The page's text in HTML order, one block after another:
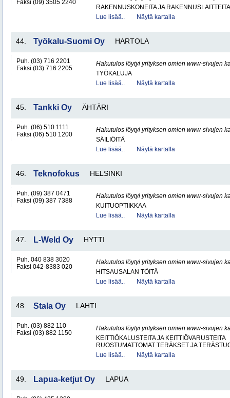
Faksi (09) 3505 2240
RAKENNUSKONEITA JA RAKENNUSLAITTEITA
Lue lisää..
Näytä kartalla
44. Työkalu-Suomi Oy HARTOLA
Puh. (03) 716 2201
Faksi (03) 716 2205
Hakutulos löytyi yrityksen omien www-sivujen
TYÖKALUJA
Lue lisää..
Näytä kartalla
45. Tankki Oy ÄHTÄRI
Puh. (06) 510 1111
Faksi (06) 510 1200
Hakutulos löytyi yrityksen omien www-sivujen
SÄILIÖITÄ
Lue lisää..
Näytä kartalla
46. Teknofokus HELSINKI
Puh. (09) 387 0471
Faksi (09) 387 7388
Hakutulos löytyi yrityksen omien www-sivujen
KUITUOPTIIKKAA
Lue lisää..
Näytä kartalla
47. L-Weld Oy HYTTI
Puh. 040 838 3020
Faksi 042-8383 020
Hakutulos löytyi yrityksen omien www-sivujen
HITSAUSALAN TÖITÄ
Lue lisää..
Näytä kartalla
48. Stala Oy LAHTI
Puh. (03) 882 110
Faksi (03) 882 1150
Hakutulos löytyi yrityksen omien www-sivujen
KEITTIÖKALUSTEITA JA KEITTIÖVARUSTEITA
RUOSTUMATTOMAT TERÄKSET JA
Lue lisää..
Näytä kartalla
49. Lapua-ketjut Oy LAPUA